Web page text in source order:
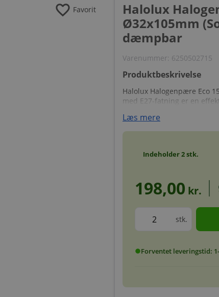
favorite Favorit
Halolux
Ø32x105mm
dæmpbar
Varenummer: 6250502715
Produktbeskrivelse
Halolux Halogenpære Eco
med E27-fatning er en
Læs mere
Indeholder2stk.
198,00 kr.
stk.
circleForventet leveringstid: